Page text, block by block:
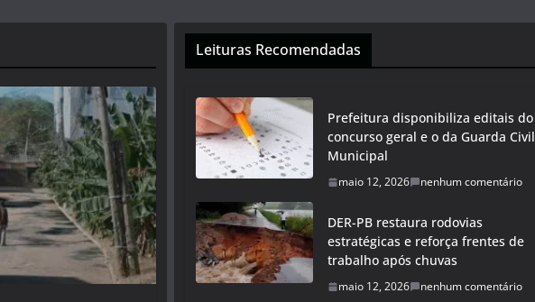
Leituras Recomendadas
Prefeitura disponibiliza editais do
concurso geral e o da Guarda Civil
Municipal
maio 12, 2026 nenhum comentário
DER-PB restaura rodovias
estratégicas e reforça frentes de
trabalho após chuvas
maio 12, 2026 nenhum comentário